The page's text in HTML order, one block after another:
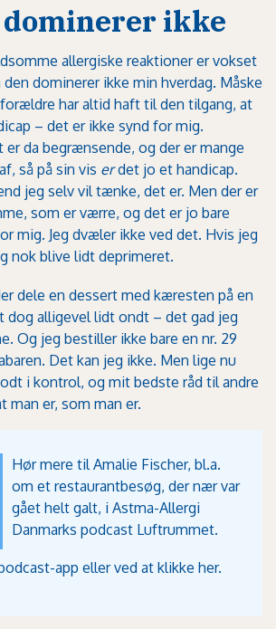
ikke
allergiske reaktioner er vokset
dominerer ikke min hverdag. Måske
har altid haft til den tilgang, at
– det er ikke synd for mig.
da begrænsende, og der er mange
så på sin vis erdet jo et handicap.
jeg selv vil tænke, det er. Men der er
som er værre, og det er jo bare
mig. Jeg dvæler ikke ved det. Hvis jeg
nok blive lidt deprimeret.
dele en dessert med kæresten på en
dog alligevel lidt ondt – det gad jeg
Og jeg bestiller ikke bare en nr. 29
Det kan jeg ikke. Men lige nu
i kontrol, og mit bedste råd til andre
man er, som man er.
Hør mere til Amalie Fischer, bl.a.
om et restaurantbesøg, der nær var
gået helt galt, i Astma-Allergi
Danmarks podcast Luftrummet.
app eller ved at klikke her.